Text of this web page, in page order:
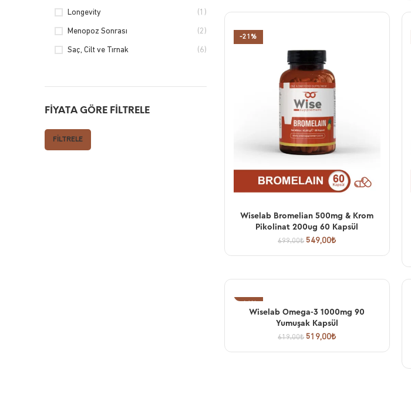
Longevity (1)
Menopoz Sonrası (2)
Saç, Cilt ve Tırnak (6)
FIYATA GÖRE FILTRELE
FILTRELE
-21%
SEPETE EKLE
Wiselab Bromelian 500mg & Krom
Pikolinat 200ug 60 Kapsül
699,00₺ 549,00₺
SEPETE EKLE
Wiselab Omega-3 1000mg 90
Yumuşak Kapsül
619,00₺ 519,00₺